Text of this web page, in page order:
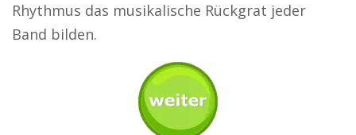
Rhythmus das musikalische Rückgrat jeder
Band bilden.